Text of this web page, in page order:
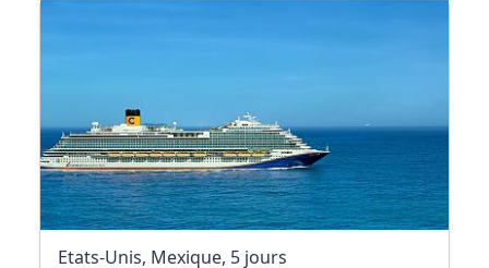
Etats-Unis, Mexique, 5 jours